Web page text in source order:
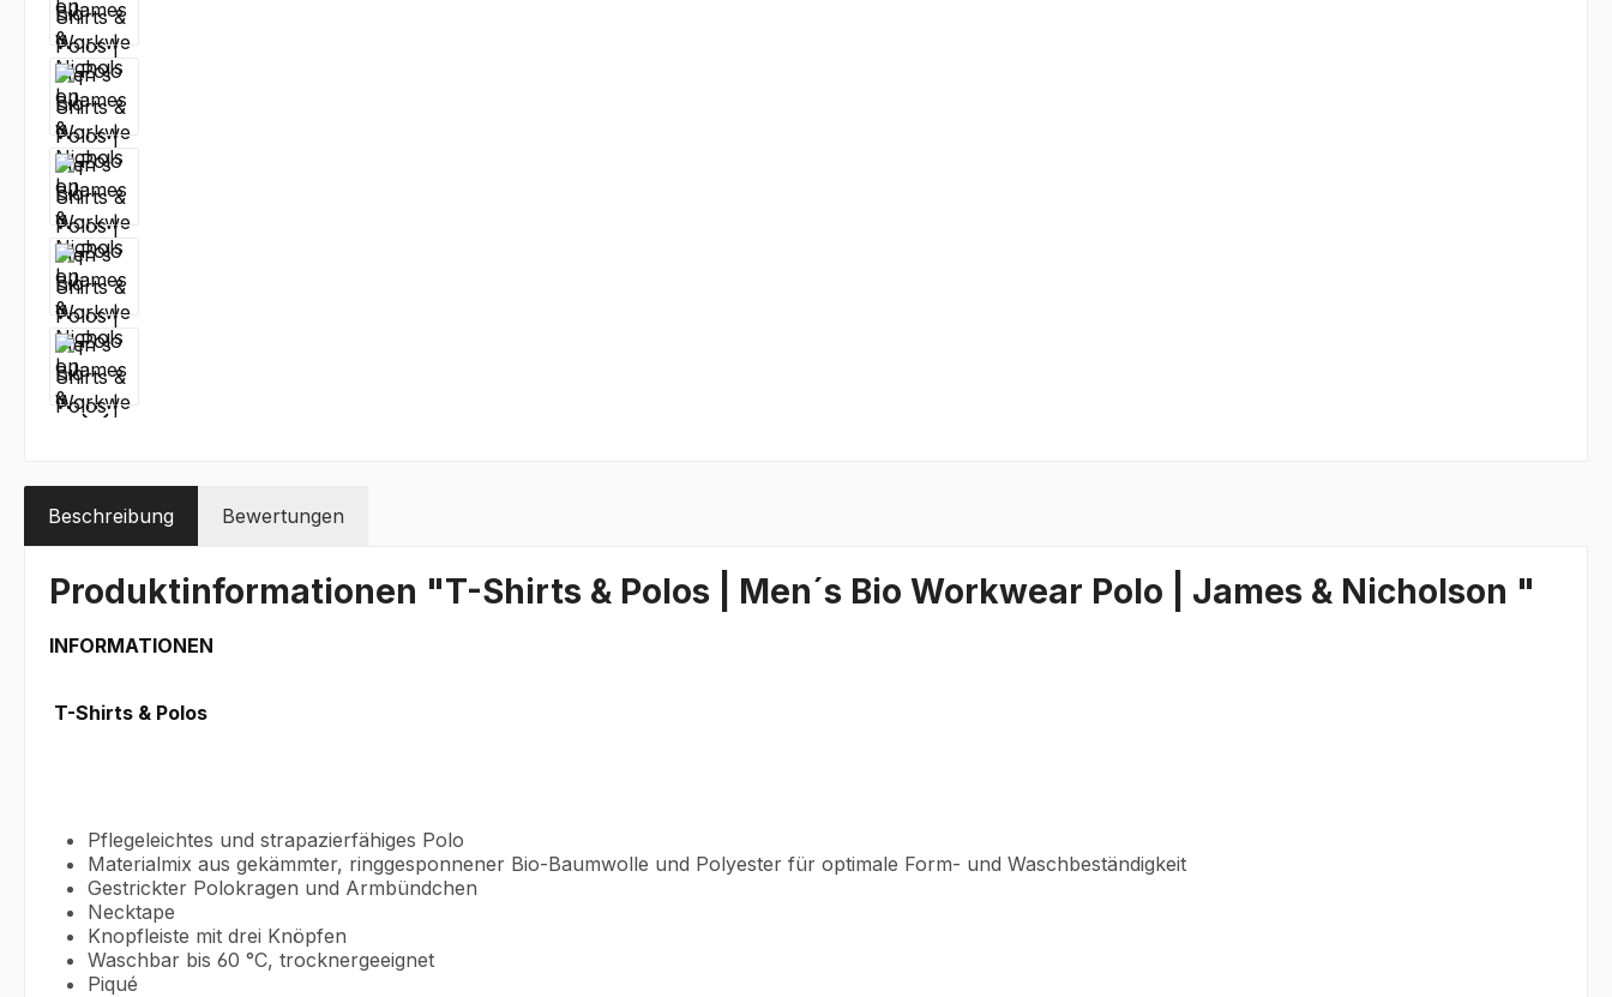
Beschreibung Bewertungen
Produktinformationen "T-Shirts & Polos | Men´s Bio Workwear Polo | James & Nicholson "
INFORMATIONEN
T-Shirts & Polos
Pflegeleichtes und strapazierfähiges Polo
Materialmix aus gekämmter, ringgesponnener Bio-Baumwolle und Polyester für optimale Form- und Waschbeständigkeit
Gestrickter Polokragen und Armbündchen
Necktape
Knopfleiste mit drei Knöpfen
Waschbar bis 60 °C, trocknergeeignet
Piqué